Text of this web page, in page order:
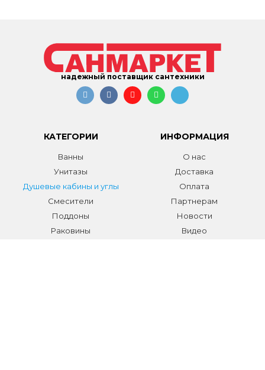
надежный поставщик сантехники
КАТЕГОРИИ
Ванны
Унитазы
Душевые кабины и углы
Смесители
Поддоны
Раковины
ИНФОРМАЦИЯ
О нас
Доставка
Оплата
Партнерам
Новости
Видео